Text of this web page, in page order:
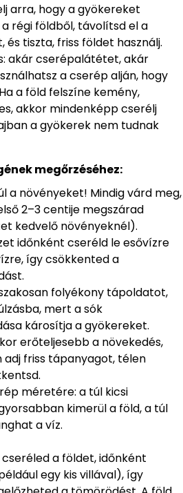
arra, hogy a gyökereket
régi földből, távolítsd el a
tiszta, friss földet használj.
akár cserépalátétet, akár
a cserép alján, hogy
a föld felszíne kemény,
akkor mindenképp cserélj
a gyökerek nem tudnak
megőrzéséhez:
a növényeket! Mindig várd meg,
2–3 centije megszárad
kedvelő növényeknél).
időnként cseréld le esővízre
így csökkented a
folyékony tápoldatot,
mert a sók
károsítja a gyökereket.
erőteljesebb a növekedés,
friss tápanyagot, télen
méretére: a túl kicsi
kimerül a föld, a túl
a víz.
a földet, időnként
egy kis villával), így